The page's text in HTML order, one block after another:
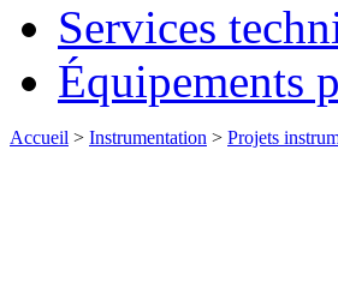
Services
Équipements
Accueil > Instrumentation > Projets